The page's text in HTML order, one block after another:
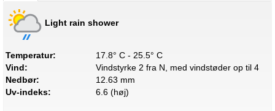
Light rain shower
Temperatur:
17.8° C - 25.5° C
Vind:
Vindstyrke 2 fra N, med vindstøder op til 4
Nedbør:
12.63 mm
Uv-indeks:
6.6 (høj)